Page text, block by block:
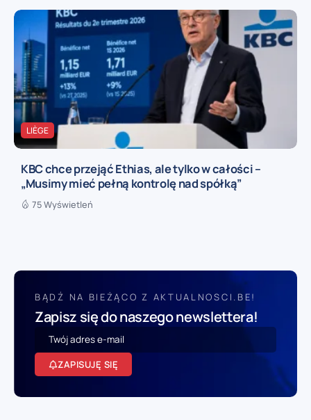
LIÈGE
KBC chce przejąć Ethias, ale tylko w całości –
„Musimy mieć pełną kontrolę nad spółką”
75 Wyświetleń
BĄDŹ NA BIEŻĄCO Z AKTUALNOSCI.BE!
Zapisz się do naszego newslettera!
ZAPISUJĘ SIĘ